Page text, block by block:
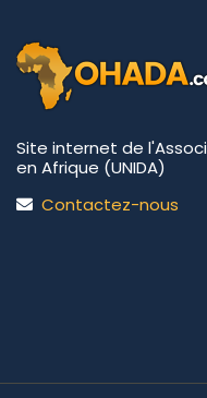
Site internet de
en Afrique (UNIDA)
Contactez-nous